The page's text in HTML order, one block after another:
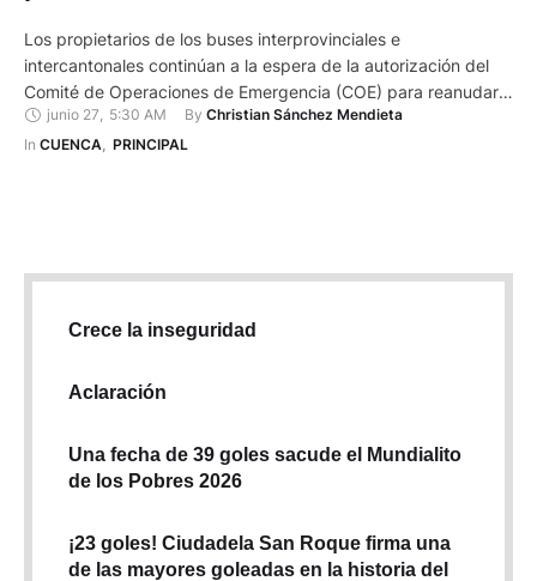
Los propietarios de los buses interprovinciales e
intercantonales continúan a la espera de la autorización del
Comité de Operaciones de Emergencia (COE) para reanudar
su servicio. Ayer se reunieron en la Terminal Terrestre de
Cuenca para pedir a los dirigentes de las diferentes
junio 27 5:30 AM By Christian Sánchez Mendieta
In CUENCA, PRINCIPAL
Crece la inseguridad
Aclaración
Una fecha de 39 goles sacude el Mundialito
de los Pobres 2026
¡23 goles! Ciudadela San Roque firma una
de las mayores goleadas en la historia del